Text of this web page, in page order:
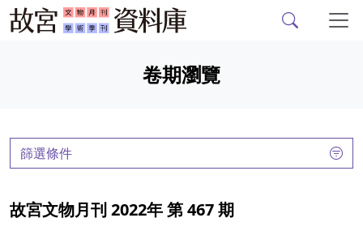
故宮文物月刊、故宮學
卷期瀏覽
篩選條件
故宮文物月刊 2022年 第 467 期